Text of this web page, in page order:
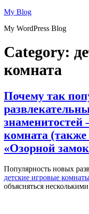
Skip
content
My Blog
My WordPress Blog
Category:
комната
Почему так
знаменитостей
комната (также
«Озорной
Популярность новых
детские игровые
объясняться